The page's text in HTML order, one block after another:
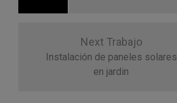
Next Trabajo
Instalación de paneles solares
en jardin